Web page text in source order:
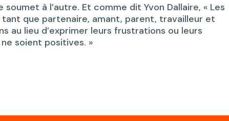
soumet à l’autre. Et comme dit Yvon Dallaire, « Les
que partenaire, amant, parent, travailleur et
au lieu d’exprimer leurs frustrations ou leurs
soient positives. »